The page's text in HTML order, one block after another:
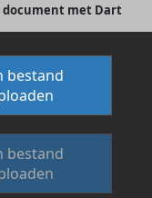
document met Dart
bestand
bestand